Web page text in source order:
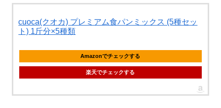
cuoca(クオカ) プレミアム食パンミックス (5種セッ
ト) 1斤分×5種類
Amazonでチェックする
楽天でチェックする